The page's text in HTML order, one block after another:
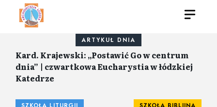
ARTYKUŁ DNIA
Kard. Krajewski: „Postawić Go w centrum
dnia” | czwartkowa Eucharystia w łódzkiej
Katedrze